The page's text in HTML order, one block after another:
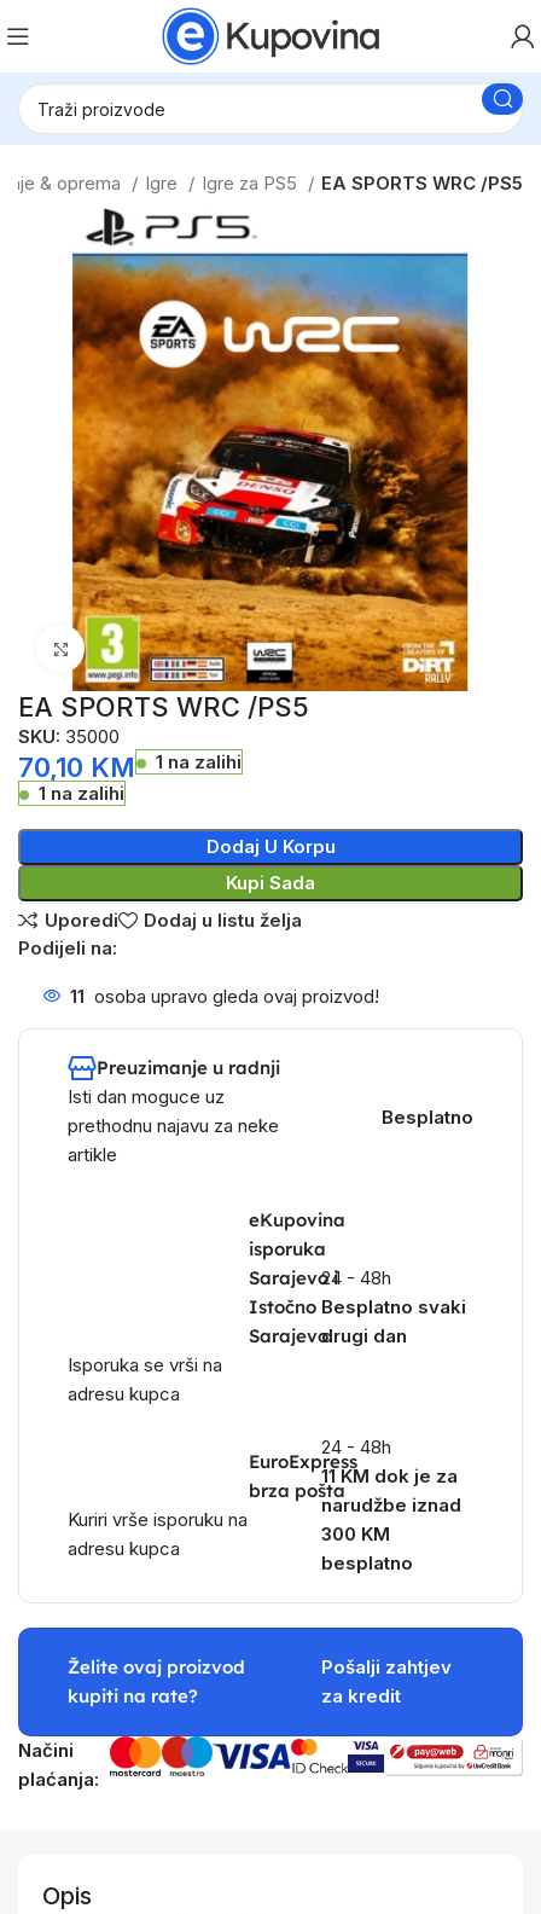
& oprema Igre Igre za PS5 EA SPORTS WRC /PS5
Click to enlarge
EA SPORTS WRC /PS5
SKU: 35000
70,10 KM
1 na zalihi
1 na zalihi
Dodaj U Korpu
Kupi Sada
Uporedi
Dodaj u listu želja
Podijeli na:
11 osoba upravo gleda ovaj proizvod!
Preuzimanje u radnji
Isti dan moguce uz
prethodnu najavu za neke
artikle
Besplatno
eKupovina
isporuka
Sarajevo i
Istočno
Sarajevo
Isporuka se vrši na
adresu kupca
24 - 48h
Besplatno svaki
drugi dan
EuroExpress
brza pošta
Kuriri vrše isporuku na
adresu kupca
24 - 48h
11 KM dok je za
narudžbe iznad
300 KM
besplatno
Želite ovaj proizvod
kupiti na rate?
Pošalji zahtjev
za kredit
Načini
plaćanja:
Opis